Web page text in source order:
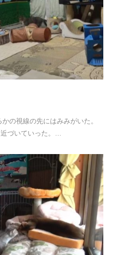
の視線の先にはみみがいた。
づいていった。…